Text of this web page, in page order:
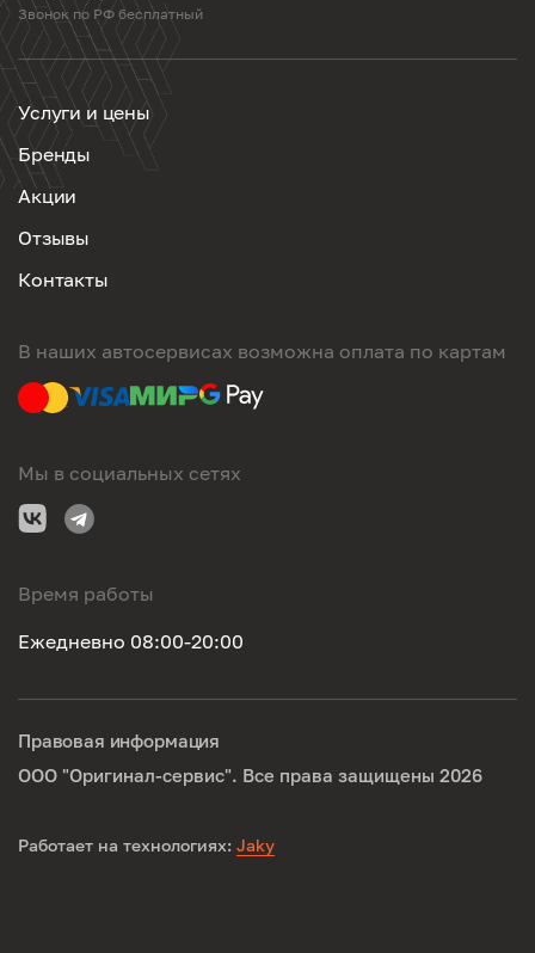
Звонок по РФ бесплатный
Услуги и цены
Бренды
Акции
Отзывы
Контакты
В наших автосервисах возможна оплата по картам
Мы в социальных сетях
Время работы
Ежедневно 08:00-20:00
ООО "Оригинал-сервис". Все права защищены 2026
Правовая информация
Работает на технологиях: Jaky